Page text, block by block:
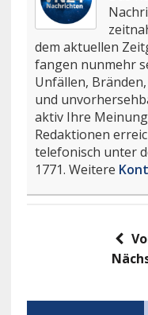
dem aktuellen
fangen nunmehr
Unfällen,
und
aktiv Ihre
Redaktionen
telefonisch unter
1771. Weitere